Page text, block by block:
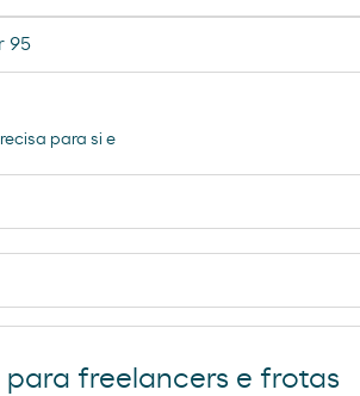
95
para si e
para freelancers e frotas